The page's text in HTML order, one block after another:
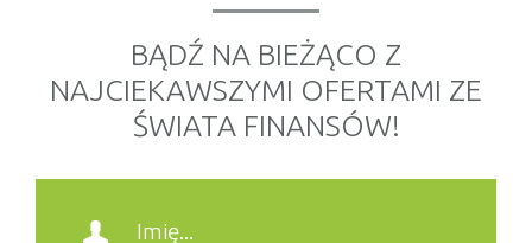
BĄDŹ NA BIEŻĄCO Z
NAJCIEKAWSZYMI OFERTAMI ZE
ŚWIATA FINANSÓW!